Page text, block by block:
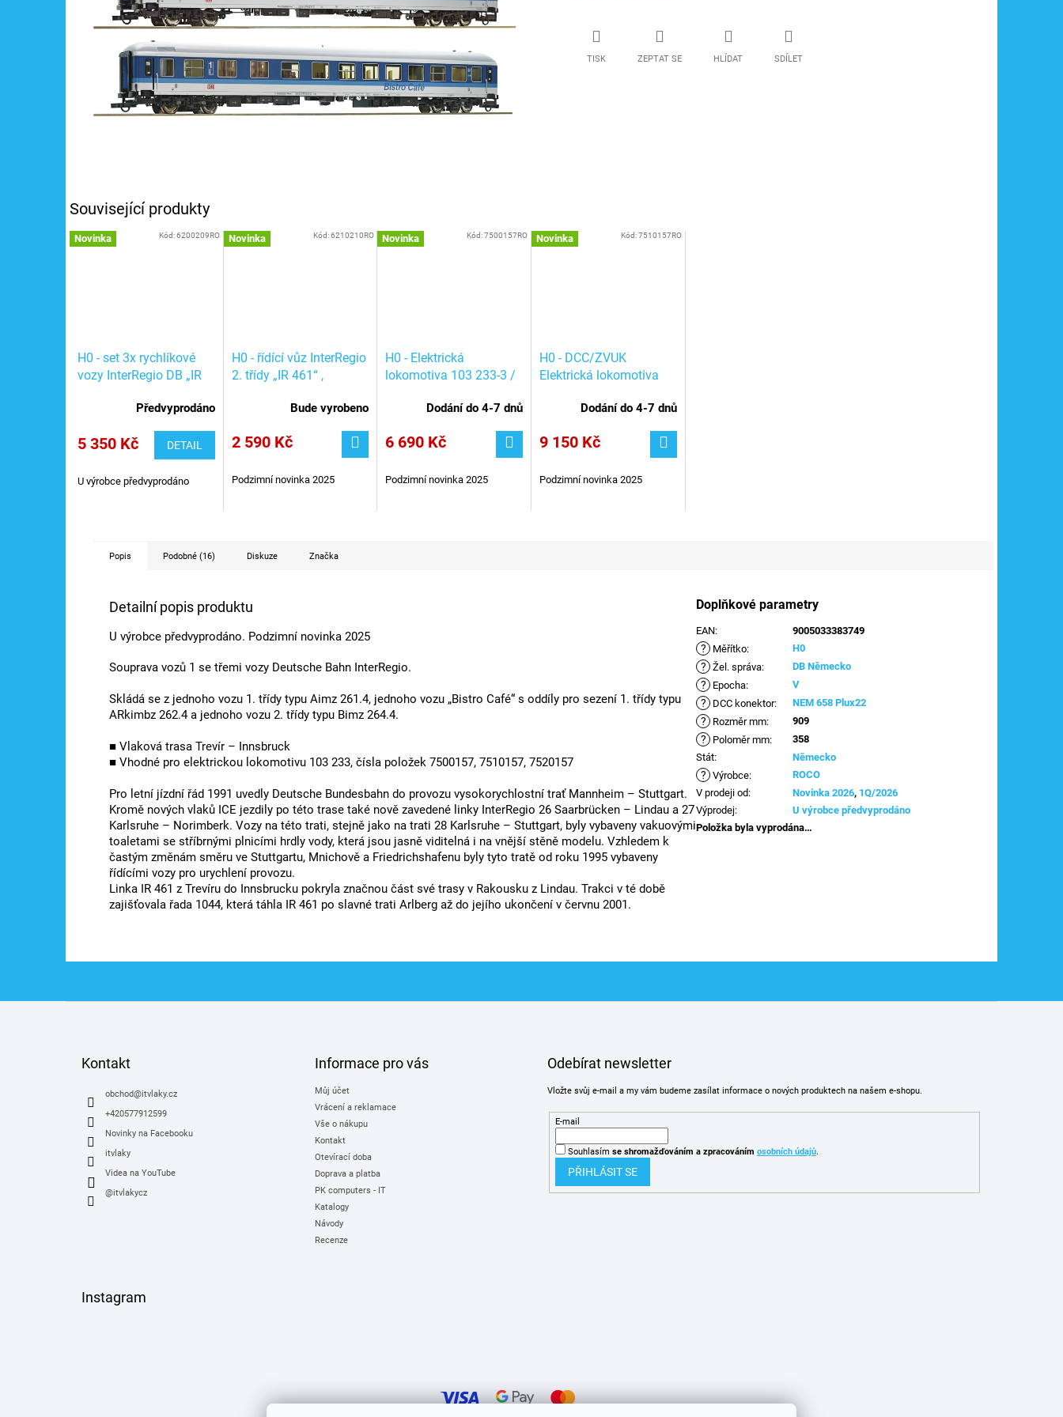
TISK ZEPTAT SE HLÍDAT SDÍLET
Související produkty
Novinka
H0 - set 3x rychlíkové
vozy InterRegio DB „IR
Předvyprodáno
5 350 Kč DETAIL
U výrobce předvyprodáno
Kód:6200209RO Novinka
H0 - řídící vůz InterRegio
2. třídy „IR 461“ ,
Bude vyrobeno
2 590 Kč
Podzimní novinka 2025
Kód:6210210RO Novinka
H0 - Elektrická
lokomotiva 103 233-3 /
Dodání do 4-7 dnů
6 690 Kč
Podzimní novinka 2025
Kód:7500157RO Novinka
H0 - DCC/ZVUK
Elektrická lokomotiva
7510157Dodání do 4-7 dnů
9 150 Kč
Podzimní novinka 2025
Kód:7510157RO
Popis Podobné (16) Diskuze Značka
Detailní popis produktu
U výrobce předvyprodáno. Podzimní novinka 2025
Souprava vozů 1 se třemi vozy Deutsche Bahn InterRegio.
Skládá se z jednoho vozu 1. třídy typu Aimz 261.4, jednoho vozu „Bistro Café“ s oddíly pro sezení 1. třídy typu
ARkimbz 262.4 a jednoho vozu 2. třídy typu Bimz 264.4.
■ Vlaková trasa Trevír – Innsbruck
■ Vhodné pro elektrickou lokomotivu 103 233, čísla položek 7500157, 7510157, 7520157
Pro letní jízdní řád 1991 uvedly Deutsche Bundesbahn do provozu vysokorychlostní trať Mannheim – Stuttgart.
Kromě nových vlaků ICE jezdily po této trase také nově zavedené linky InterRegio 26 Saarbrücken – Lindau a 27
Karlsruhe – Norimberk. Vozy na této trati, stejně jako na trati 28 Karlsruhe – Stuttgart, byly vybaveny vakuovými
toaletami se stříbrnými plnicími hrdly vody, která jsou jasně viditelná i na vnější stěně modelu. Vzhledem k
častým změnám směru ve Stuttgartu, Mnichově a Friedrichshafenu byly tyto tratě od roku 1995 vybaveny
řídícími vozy pro urychlení provozu.
Linka IR 461 z Trevíru do Innsbrucku pokryla značnou část své trasy v Rakousku z Lindau. Trakci v té době
zajišťovala řada 1044, která táhla IR 461 po slavné trati Arlberg až do jejího ukončení v červnu 2001.
Doplňkové parametry
EAN: 9005033383749
? Měřítko: H0
? Žel. správa: DB Německo
? Epocha: V
? DCC konektor: NEM 658 Plux22
? Rozměr mm: 909
? Poloměr mm:
358
Stát: Německo
? Výrobce:
ROCO
V prodeji od: Novinka 2026, 1Q/2026
Výprodej:
U výrobce předvyprodáno
Položka byla vyprodána…
Kontakt
obchod@itvlaky.cz
+420577912599
Novinky na Facebooku
itvlaky
Videa na YouTube
@itvlakycz
Informace pro vás
Můj účet
Vrácení a reklamace
Vše o nákupu
Kontakt
Otevírací doba
Doprava a platba
PK computers - IT
Katalogy
Návody
Recenze
Odebírat newsletter
Vložte svůj e-mail a my vám budeme zasílat informace o nových produktech na našem e-shopu.
E-mail
Souhlasím se shromažďováním a zpracováním osobních údajů.
PŘIHLÁSIT SE
Instagram